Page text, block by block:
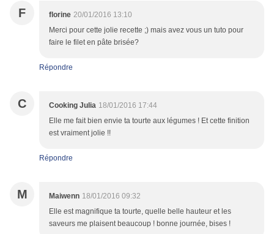
F florine 20/01/2016 13:10
Merci pour cette jolie recette ;) mais avez vous un tuto pour
faire le filet en pâte brisée?
Répondre
C Cooking Julia 18/01/2016 17:44
Elle me fait bien envie ta tourte aux légumes ! Et cette finition
est vraiment jolie !!
Répondre
M Maiwenn 18/01/2016 09:32
Elle est magnifique ta tourte, quelle belle hauteur et les
saveurs me plaisent beaucoup ! bonne journée, bises !